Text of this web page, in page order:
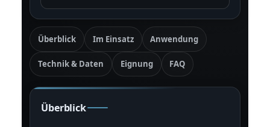
Überblick Im Einsatz Anwendung
Technik & Daten Eignung FAQ
Überblick